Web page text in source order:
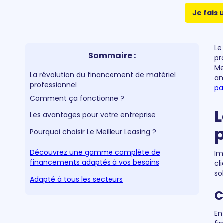
Je fais
Sommaire :
La révolution du financement de matériel
professionnel
Comment ça fonctionne ?
Les avantages pour votre entreprise
Pourquoi choisir Le Meilleur Leasing ?
Découvrez une gamme complète de
financements adaptés à vos besoins
Adapté à tous les secteurs